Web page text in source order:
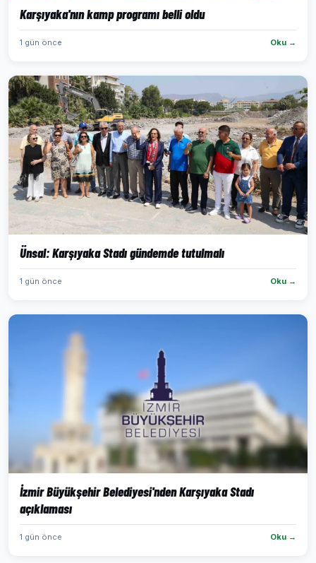
Karşıyaka'nın kamp programı belli oldu
1 gün önce Oku →
Ünsal: Karşıyaka Stadı gündemde tutulmalı
1 gün önce Oku →
İzmir Büyükşehir Belediyesi'nden Karşıyaka Stadı
açıklaması
1 gün önce Oku →